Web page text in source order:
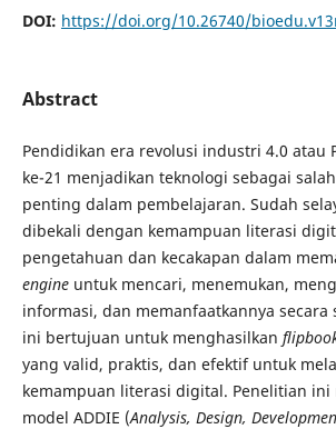
DOI: https://doi.org/10.26740/
Abstract
Pendidikan era revolusi industri 4.0 atau
ke-21 menjadikan teknologi sebagai
penting dalam pembelajaran. Sudah
dibekali dengan kemampuan literasi
pengetahuan dan kecakapan dalam
engine untuk mencari, menemukan,
informasi, dan memanfaatkannya secara
ini bertujuan untuk menghasilkan
yang valid, praktis, dan efektif untuk
kemampuan literasi digital. Penelitian ini
model ADDIE (Analysis, Design,